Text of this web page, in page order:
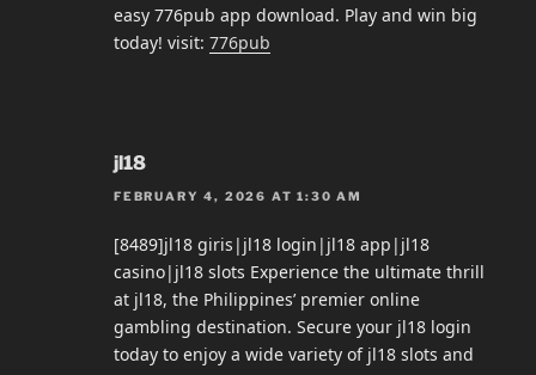
easy 776pub app download. Play and win big
today! visit: 776pub
jl18
FEBRUARY 4, 2026 AT 1:30 AM
[8489]jl18 giris|jl18 login|jl18 app|jl18
casino|jl18 slots Experience the ultimate thrill
at jl18, the Philippines’ premier online
gambling destination. Secure your jl18 login
today to enjoy a wide variety of jl18 slots and